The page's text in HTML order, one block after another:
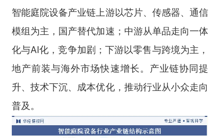
智能庭院设备产业链上游以芯片、传感器、通信
模组为主，国产替代加速；中游从单品走向一体
化与AI化，竞争加剧；下游以零售与跨境为主，
地产前装与海外市场快速增长。产业链协同提
升、技术下沉、成本优化，推动行业从小众走向
普及。